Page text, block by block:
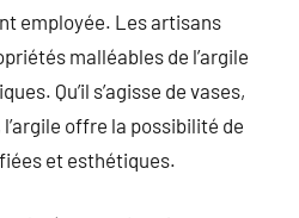
employée. Les artisans
malléables de l’argile
Qu’il s’agisse de vases,
offre la possibilité de
et esthétiques.